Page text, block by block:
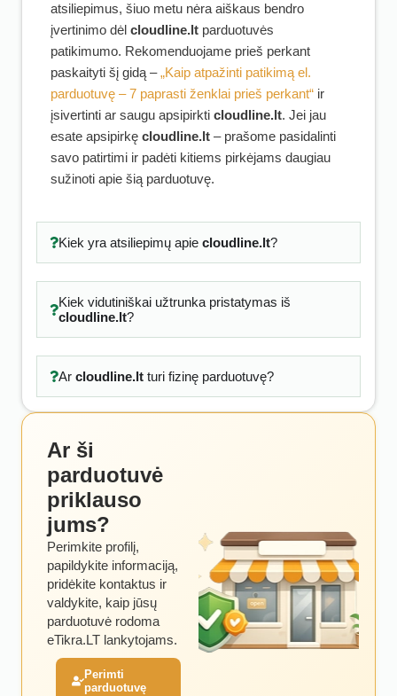
atsiliepimus, šiuo metu nėra aiškaus bendro
įvertinimo dėl cloudline.lt parduotuvės
patikimumo. Rekomenduojame prieš perkant
paskaityti šį gidą –„Kaip atpažinti patikimą el.
parduotuvę – 7 paprasti ženklai prieš perkant“ ir
įsivertinti ar saugu apsipirkti cloudline.lt. Jei jau
esate apsipirkę cloudline.lt – prašome pasidalinti
savo patirtimi ir padėti kitiems pirkėjams daugiau
sužinoti apie šią parduotuvę.
Kiek yra atsiliepimų apie cloudline.lt?
Kiek vidutiniškai užtrunka pristatymas iš
cloudline.lt?
Ar cloudline.ltturi fizinę parduotuvę?
Ar ši
parduotuvė
priklauso
jums?
Perimkite profilį,
papildykite informaciją,
pridėkite kontaktus ir
valdykite, kaip jūsų
parduotuvė rodoma
eTikra.LT lankytojams.
Perimti
parduotuvę